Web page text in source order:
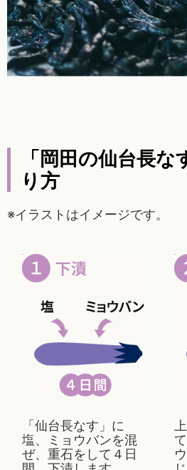
「岡田の仙台長な
り方
※イラストはイメージです。
「仙台長なす」に
塩、ミョウバンを混
ぜ、重石をして４日